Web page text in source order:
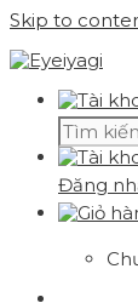
Skip to
Đăng